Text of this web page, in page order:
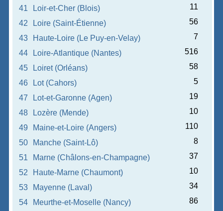
41
Loir-et-Cher (Blois)
11
42
Loire (Saint-Étienne)
56
43
Haute-Loire (Le Puy-en-Velay)
7
44
Loire-Atlantique (Nantes)
516
45
Loiret (Orléans)
58
46
Lot (Cahors)
5
47
Lot-et-Garonne (Agen)
19
48
Lozère (Mende)
10
49
Maine-et-Loire (Angers)
110
50
Manche (Saint-Lô)
8
51
Marne (Châlons-en-Champagne)
37
52
Haute-Marne (Chaumont)
10
53
Mayenne (Laval)
34
54
Meurthe-et-Moselle (Nancy)
86